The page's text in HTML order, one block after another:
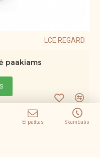
LCE REGARD
paakiams
El paštas Skambutis